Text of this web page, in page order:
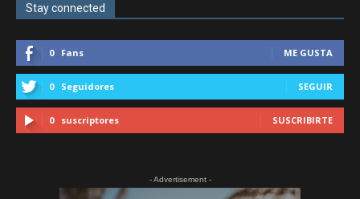
Stay connected
0 Fans ME GUSTA
0 Seguidores SEGUIR
0 suscriptores SUSCRIBIRTE
- Advertisement -